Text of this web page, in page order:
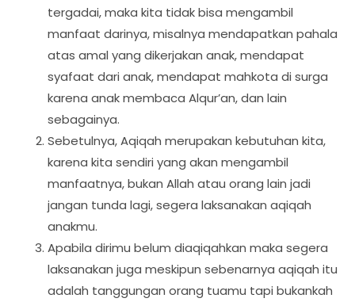
tergadai, maka kita tidak bisa mengambil
manfaat darinya, misalnya mendapatkan pahala
atas amal yang dikerjakan anak, mendapat
syafaat dari anak, mendapat mahkota di surga
karena anak membaca Alqur’an, dan lain
sebagainya.
Sebetulnya, Aqiqah merupakan kebutuhan kita,
karena kita sendiri yang akan mengambil
manfaatnya, bukan Allah atau orang lain jadi
jangan tunda lagi, segera laksanakan aqiqah
anakmu.
Apabila dirimu belum diaqiqahkan maka segera
laksanakan juga meskipun sebenarnya aqiqah itu
adalah tanggungan orang tuamu tapi bukankah